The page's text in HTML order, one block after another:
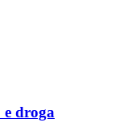
droga